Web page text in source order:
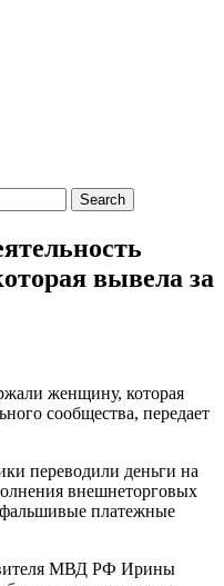
Search
вывела за
женщину, которая
сообщества, передает
переводили деньги на
внешнеторговых
фальшивые платежные
МВД РФ Ирины